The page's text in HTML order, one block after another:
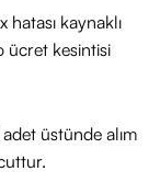
kaynaklı
ücret kesintisi
üstünde alım